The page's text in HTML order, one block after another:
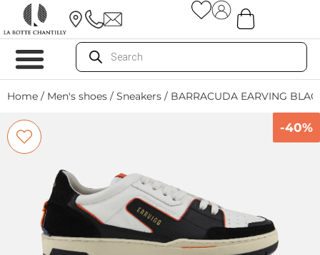
Home / Men's shoes / Sneakers / BARRACUDA EARVING
-40%